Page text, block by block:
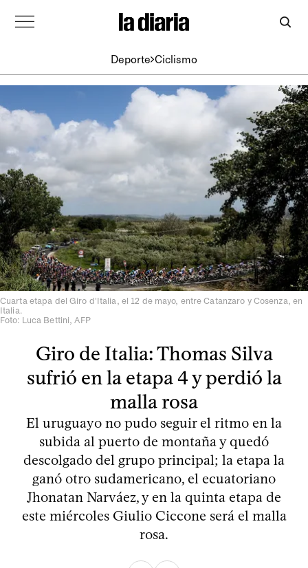
Deporte Ciclismo
Cuarta etapa del Giro d'Italia, el 12 de mayo, entre Catanzaro y Cosenza, en
Italia.
Foto: Luca Bettini, AFP
Giro de Italia: Thomas Silva
sufrió en la etapa 4 y perdió la
malla rosa
El uruguayo no pudo seguir el ritmo en la
subida al puerto de montaña y quedó
descolgado del grupo principal; la etapa la
ganó otro sudamericano, el ecuatoriano
Jhonatan Narváez, y en la quinta etapa de
este miércoles Giulio Ciccone será el malla
rosa.